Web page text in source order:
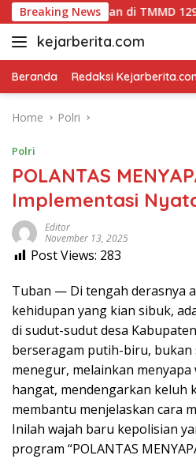
Skip
to
content
Breaking News
di TMMD 129 Bojonegoro
kejarberita.com
Beranda Redaksi
Home Polri
Polri
POLANTAS
Implementasi
Editor
November 13, 2025
Post Views: 283
Tuban — Di tengah derasnya
kehidupan yang kian sibuk,
di sudut-sudut desa
berseragam putih-biru, bukan
menegur, melainkan menyapa
hangat, mendengarkan keluh
membantu menjelaskan cara
Inilah wajah baru kepolisian
program “POLANTAS